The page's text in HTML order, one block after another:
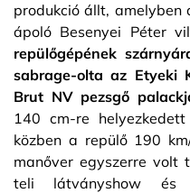
produkció állt,
ápoló Besenyei Péter
repülőgépének
sabrage-olta az Etyeki
Brut NV pezsgő
140 cm-re
közben a repülő 190
manőver egyszerre volt
teli látványshow és